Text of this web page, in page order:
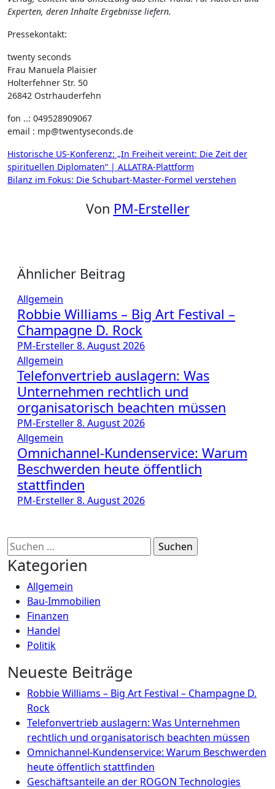
Experten, deren Inhalte Ergebnisse liefern.
Pressekontakt:
twenty seconds
Frau Manuela Plaisier
Holterfehner Str. 50
26842 Ostrhauderfehn
fon ..: 049528909067
email : mp@twentyseconds.de
Beitragsnavigation
Historische US-Konferenz: „In Freiheit vereint: Die Zeit der
spirituellen Diplomaten“ | ALLATRA-Plattform
Bilanz im Fokus: Die Schubart-Master-Formel verstehen
Von PM-Ersteller
Ähnlicher Beitrag
Allgemein
Robbie Williams – Big Art Festival –
Champagne D. Rock
PM-Ersteller8. August 2026
Allgemein
Telefonvertrieb auslagern: Was
Unternehmen rechtlich und
organisatorisch beachten müssen
PM-Ersteller8. August 2026
Allgemein
Omnichannel-Kundenservice: Warum
Beschwerden heute öffentlich
stattfinden
PM-Ersteller8. August 2026
Suchen
nach:
Kategorien
Allgemein
Bau-Immobilien
Finanzen
Handel
Politik
Neueste Beiträge
Robbie Williams – Big Art Festival – Champagne D.
Rock
Telefonvertrieb auslagern: Was Unternehmen
rechtlich und organisatorisch beachten müssen
Omnichannel-Kundenservice: Warum Beschwerden
heute öffentlich stattfinden
Geschäftsanteile an der ROGON Technologies